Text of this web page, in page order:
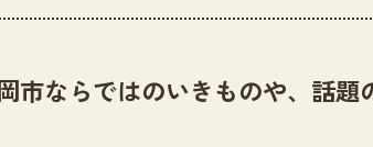
市ならではのいきものや、話題